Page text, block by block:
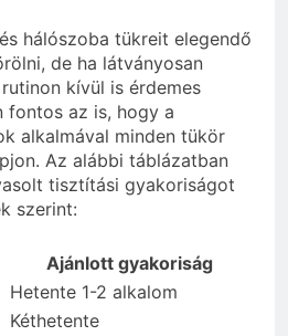
hálószoba tükreit elegendő
de ha látványosan
kívül is érdemes
fontos az is, hogy a
alkalmával minden tükör
Az alábbi táblázatban
tisztítási gyakoriságot
szerint:
Ajánlott gyakoriság
Hetente 1-2 alkalom
Kéthetente